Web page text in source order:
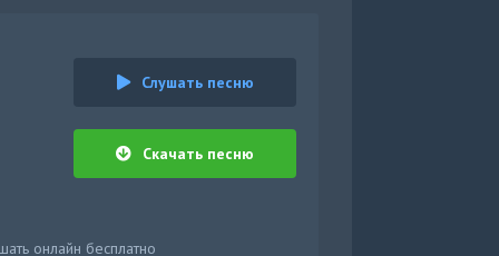
Слушать песню
Скачать песню
онлайн бесплатно